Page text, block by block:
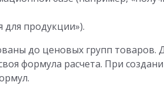
продукции»).
до ценовых групп товаров.
формула расчета. При